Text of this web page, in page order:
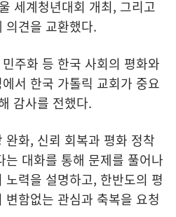
세계청년대회 개최, 그리고
의견을 교환했다.
주화 등 한국 사회의 평화와
서 한국 가톨릭 교회가 중요
감사를 전했다.
화, 신뢰 회복과 평화 정착
대화를 통해 문제를 풀어나
력을 설명하고, 한반도의 평
함없는 관심과 축복을 요청